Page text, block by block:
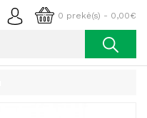
0 prekė(s) - 0,00€